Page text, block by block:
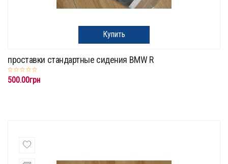
Купить
проставки стандартные сидения BMW R
500.00грн